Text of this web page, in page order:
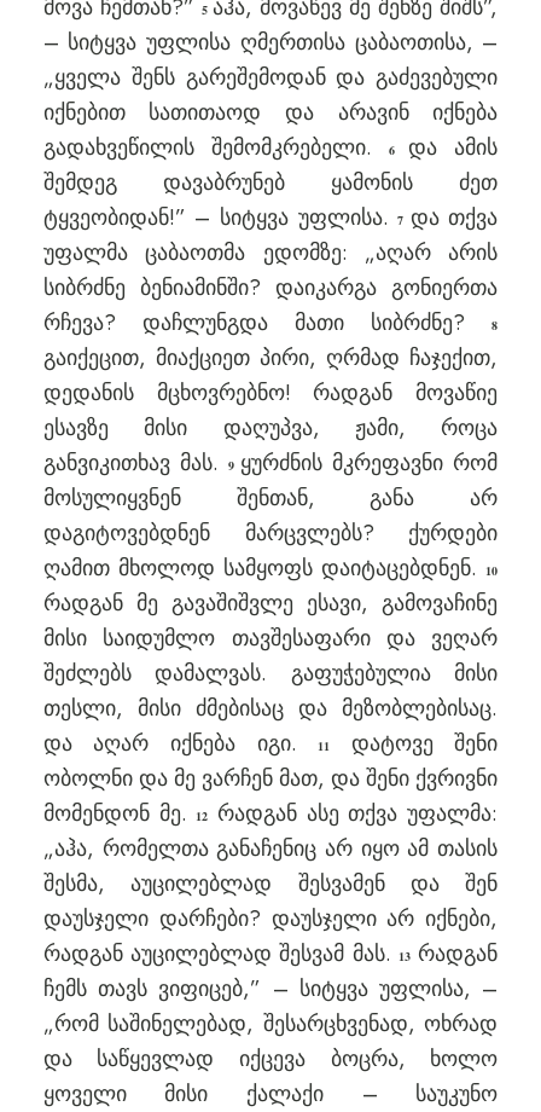
მოვა ჩემთან?” 5 აჰა, მოვაწევ მე შენზე შიშს”,
– სიტყვა უფლისა ღმერთისა ცაბაოთისა, –
„ყველა შენს გარეშემოდან და გაძევებული
იქნებით სათითაოდ და არავინ იქნება
გადახვეწილის შემომკრებელი.
6 და ამის
შემდეგ დავაბრუნებ ყამონის ძეთ
ტყვეობიდან!” – სიტყვა უფლისა.7 და თქვა
უფალმა ცაბაოთმა ედომზე: „აღარ არის
სიბრძნე ბენიამინში? დაიკარგა გონიერთა
რჩევა? დაჩლუნგდა მათი სიბრძნე?8
გაიქეცით, მიაქციეთ პირი, ღრმად ჩაჯექით,
დედანის მცხოვრებნო! რადგან მოვაწიე
ესავზე მისი დაღუპვა, ჟამი, როცა
განვიკითხავ მას.
9 ყურძნის მკრეფავნი რომ
მოსულიყვნენ შენთან, განა არ
დაგიტოვებდნენ მარცვლებს? ქურდები
ღამით მხოლოდ სამყოფს დაიტაცებდნენ.
10
რადგან მე გავაშიშვლე ესავი, გამოვაჩინე
მისი საიდუმლო თავშესაფარი და ვეღარ
შეძლებს დამალვას. გაფუჭებულია მისი
თესლი, მისი ძმებისაც და მეზობლებისაც.
და აღარ იქნება იგი.
11
დატოვე შენი
ობოლნი და მე ვარჩენ მათ, და შენი ქვრივნი
მომენდონ მე.
12
რადგან ასე თქვა უფალმა:
„აჰა, რომელთა განაჩენიც არ იყო ამ თასის
შესმა, აუცილებლად შესვამენ და შენ
დაუსჯელი დარჩები? დაუსჯელი არ იქნები,
რადგან აუცილებლად შესვამ მას.
13რადგან
ჩემს თავს ვიფიცებ,” – სიტყვა უფლისა, –
„რომ საშინელებად, შესარცხვენად, ოხრად
და საწყევლად იქცევა ბოცრა, ხოლო
ყოველი მისი ქალაქი – საუკუნო